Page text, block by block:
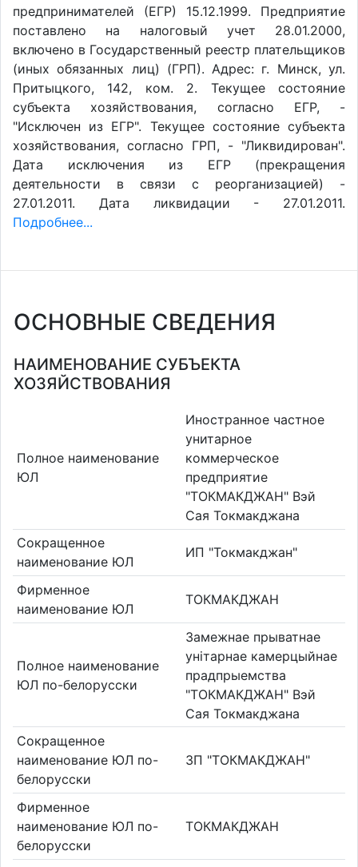
предпринимателей (ЕГР) 15.12.1999. Предприятие
поставлено на налоговый учет 28.01.2000,
включено в Государственный реестр плательщиков
(иных обязанных лиц) (ГРП). Адрес: г. Минск, ул.
Притыцкого, 142, ком. 2. Текущее состояние
субъекта хозяйствования, согласно ЕГР, -
"Исключен из ЕГР". Текущее состояние субъекта
хозяйствования, согласно ГРП, - "Ликвидирован".
Дата исключения из ЕГР (прекращения
деятельности в связи с реорганизацией) -
27.01.2011. Дата ликвидации - 27.01.2011.
Подробнее...
ОСНОВНЫЕ СВЕДЕНИЯ
НАИМЕНОВАНИЕ СУБЪЕКТА
ХОЗЯЙСТВОВАНИЯ
Полное наименование
ЮЛ
Иностранное частное
унитарное
коммерческое
предприятие
"ТОКМАКДЖАН" Вэй
Сая Токмакджана
Сокращенное
наименование ЮЛ
ИП "Токмакджан"
Фирменное
наименование ЮЛ
ТОКМАКДЖАН
Полное наименование
ЮЛ по-белорусски
Замежнае прыватнае
унiтарнае камерцыйнае
прадпрыемства
"ТОКМАКДЖАН" Вэй
Сая Токмакджана
Сокращенное
наименование ЮЛ по-
белорусски
ЗП "ТОКМАКДЖАН"
Фирменное
наименование ЮЛ по-
белорусски
ТОКМАКДЖАН